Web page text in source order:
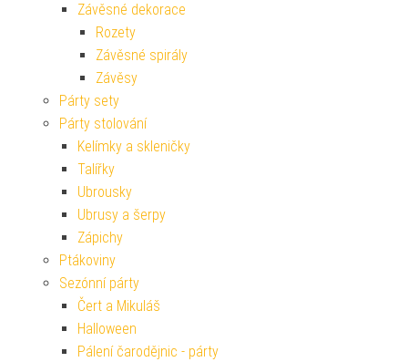
Závěsné dekorace
Rozety
Závěsné spirály
Závěsy
Párty sety
Párty stolování
Kelímky a skleničky
Talířky
Ubrousky
Ubrusy a šerpy
Zápichy
Ptákoviny
Sezónní párty
Čert a Mikuláš
Halloween
Pálení čarodějnic - párty